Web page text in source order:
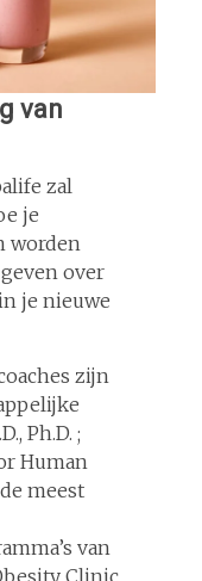
van
zal
je
worden
over
je nieuwe
zijn
Ph.D. ;
Human
meest
van
Clinic